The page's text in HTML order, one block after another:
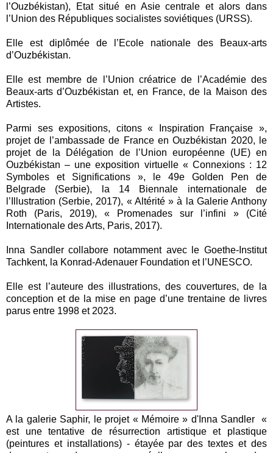
l’Ouzbékistan), Etat situé en Asie centrale et alors dans
l’Union des Républiques socialistes soviétiques (URSS).
Elle est diplômée de l’Ecole nationale des Beaux-arts
d’Ouzbékistan.
Elle est membre de l’Union créatrice de l’Académie des
Beaux-arts d’Ouzbékistan et, en France, de la Maison des
Artistes.
Parmi ses expositions, citons « Inspiration Française »,
projet de l’ambassade de France en Ouzbékistan 2020, le
projet de la Délégation de l’Union européenne (UE) en
Ouzbékistan – une exposition virtuelle « Connexions : 12
Symboles et Significations », le 49e Golden Pen de
Belgrade (Serbie), la 14 Biennale internationale de
l’Illustration (Serbie, 2017), « Altérité » à la Galerie Anthony
Roth (Paris, 2019), « Promenades sur l’infini » (Cité
Internationale des Arts, Paris, 2017).
Inna Sandler collabore notamment avec le Goethe-Institut
Tachkent, la Konrad-Adenauer Foundation et l’UNESCO.
Elle est l’auteure des illustrations, des couvertures, de la
conception et de la mise en page d’une trentaine de livres
parus entre 1998 et 2023.
A la galerie Saphir, le projet « Mémoire » d'Inna Sandler «
est une tentative de résurrection artistique et plastique
(peintures et installations) - étayée par des textes et des